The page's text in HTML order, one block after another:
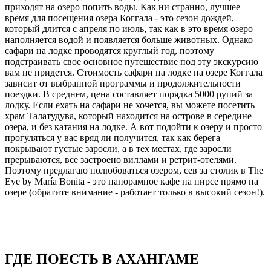
приходят на озеро попить воды. Как ни странно, лучшее
время для посещения озера Коггала - это сезон дождей,
который длится с апреля по июль, так как в это время озеро
наполняется водой и появляется больше животных. Однако
сафари на лодке проводятся круглый год, поэтому
подстраивать свое основное путешествие под эту экскурсию
вам не придется. Стоимость сафари на лодке на озере Коггала
зависит от выбранной программы и продолжительности
поездки. В среднем, цена составляет порядка 5000 рупий за
лодку. Если ехать на сафари не хочется, вы можете посетить
храм Талатудува, который находится на острове в середине
озера, и без катания на лодке. А вот подойти к озеру и просто
прогуляться у вас вряд ли получится, так как берега
покрывают густые заросли, а в тех местах, где заросли
прерываются, все застроено виллами и ретрит-отелями.
Поэтому предлагаю полюбоваться озером, сев за столик в The
Eye by María Bonita - это панорамное кафе на пирсе прямо на
озере (обратите внимание - работает только в высокий сезон!).
ГДЕ ПОЕСТЬ В АХАНГАМЕ